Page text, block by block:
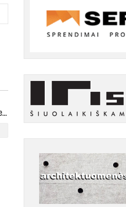
KONKURSAS VILNIAUS SENAMIESTYJE: Vilniaus universitetui reikia pedagogų rengimo centro